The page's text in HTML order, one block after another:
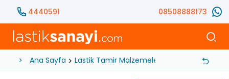
4440591 08508888173
Ana Sayfa Lastik Tamir Malzemeleri Lastik Yaması